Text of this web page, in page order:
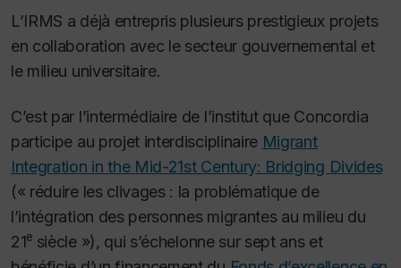
L’IRMS a déjà entrepris plusieurs prestigieux projets
en collaboration avec le secteur gouvernemental et
le milieu universitaire.
C’est par l’intermédiaire de l’institut que Concordia
participe au projet interdisciplinaire Migrant
Integration in the Mid-21st Century: Bridging Divides
(« réduire les clivages : la problématique de
l’intégration des personnes migrantes au milieu du
21e siècle »), qui s’échelonne sur sept ans et